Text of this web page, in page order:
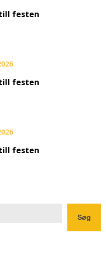
festen
festen
festen
Søg